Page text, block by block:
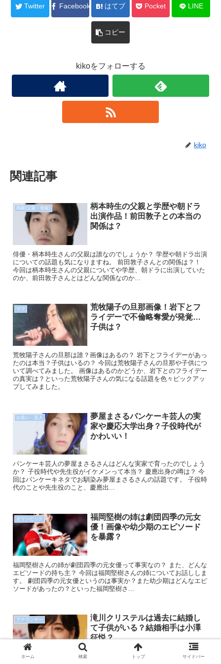
Twitter Facebook はてブ Pocket LINE
コピー
kikoをフォローする
kiko
関連記事
両親(父親・母親)
柄本時生の父親と学歴や朝ドラ
出演作品！前田敦子との本当の
関係は？
俳優・柄本時生さんの父親は誰なのでしょうか？ 学歴や朝ドラ出演
についての話題も気になりますね。 前田敦子さんとの関係は？！
今回は柄本時生さんの父親についてや学歴、朝ドラに出演していた
のか、前田敦子さんとはどんな関係なのか...
ママ
荒牧陽子の旦那画像！岩下とフ
ライデーで不倫略奪愛が発覚…
子供は？
荒牧陽子さんの旦那は誰？画像はあるの？ 岩下とフライデーがあっ
たのは本当？子供はいるの？ 今回は荒牧陽子さんの旦那や子供につ
いて調べてみました。 画像はあるのかどうか、岩下とのフライデー
の真実は？といった荒牧陽子さんの気になる話題を色々ピックアッ
プしてみました。
お笑い・芸人
夢屋まさるパンケーキ芸人の実
家や慶応大学出身？子役時代が
かわいい！
パンケーキ芸人の夢屋まさるさんはどんな実家で育ったのでしょう
か？ 子役時代や先生役がイケメンって本当？ 慶應出身の噂は？ 今
回はパンケーキネタでお馴染み夢屋まさるさんの話題です。 子役時
代のことや先生役のこと、慶應出...
オリンピック
福岡堅樹の姉は劇団四季の元女
優！画像や幼少期のエピソード
を暴露？
福岡堅樹さんの姉が劇団四季の元女優って事実なの？ また、どんな
エピソードの持ち主？ 今回は福岡堅樹さんの姉についてお話ししま
す。 劇団四季の元女優というのは事実か？また幼少期はどんなエピ
ソードがあったの？といった福岡堅樹さ...
アナウンサー
滝川クリステルは過去に結婚し
て子供がいる？結婚相手は小澤
征悦？
ホーム 検索 トップ サイドバー